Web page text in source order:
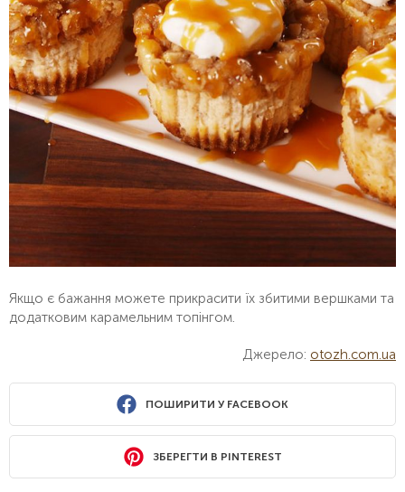
Якщо є бажання можете прикрасити їх збитими вершками та
додатковим карамельним топінгом.
Джерело: otozh.com.ua
ПОШИРИТИ У FACEBOOK
ЗБЕРЕГТИ В PINTEREST